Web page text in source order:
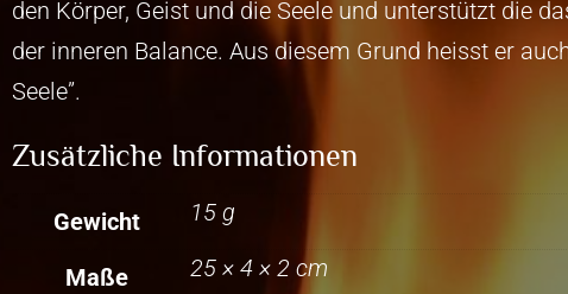
den Körper, Geist und die Seele und unterstützt die
der inneren Balance. Aus diesem Grund heisst er
Seele”.
Zusätzliche Informationen
Gewicht 15 g
Maße 25 × 4 × 2 cm